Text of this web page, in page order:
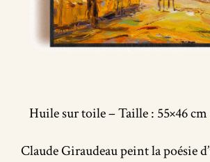
2
Huile sur toile – Taille : 55×46
Claude Giraudeau peint la poésie